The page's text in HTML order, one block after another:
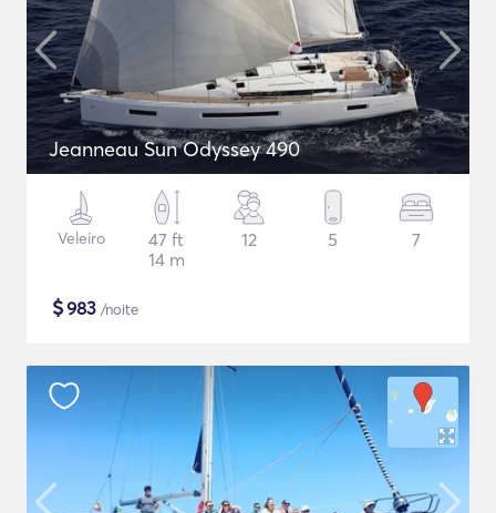
Jeanneau Sun Odyssey 490
Veleiro
47 ft
14 m
12 5 7
$983 /noite